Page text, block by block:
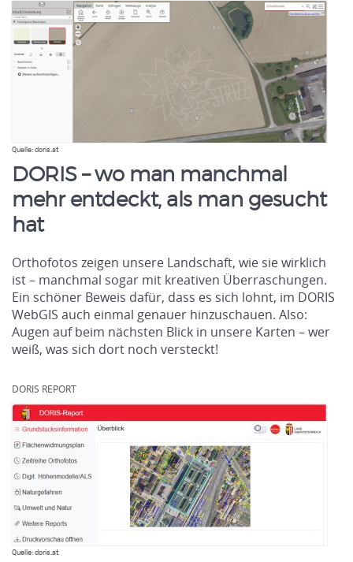
Quelle: doris.at
DORIS – wo man manchmal
mehr entdeckt, als man gesucht
hat
Orthofotos zeigen unsere Landschaft, wie sie wirklich
ist – manchmal sogar mit kreativen Überraschungen.
Ein schöner Beweis dafür, dass es sich lohnt, im DORIS
WebGIS auch einmal genauer hinzuschauen. Also:
Augen auf beim nächsten Blick in unsere Karten – wer
weiß, was sich dort noch versteckt!
DORIS REPORT
Quelle: doris.at